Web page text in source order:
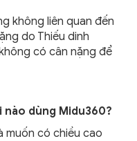
không liên quan đến
do Thiếu dinh
có cân nặng để
nào dùng Midu360?
muốn có chiều cao